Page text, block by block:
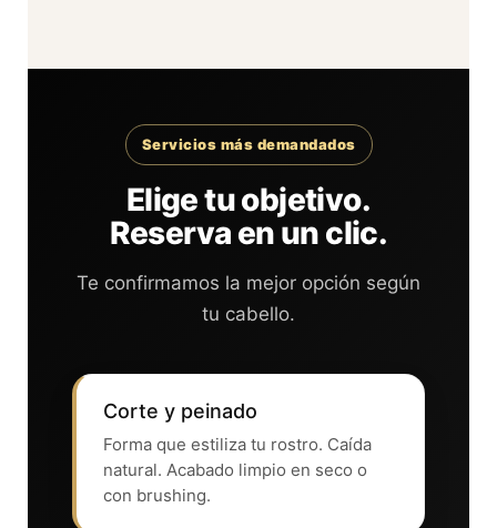
Servicios más demandados
Elige tu objetivo.
Reserva en un clic.
Te confirmamos la mejor opción según
tu cabello.
Corte y peinado
Forma que estiliza tu rostro. Caída
natural. Acabado limpio en seco o
con brushing.